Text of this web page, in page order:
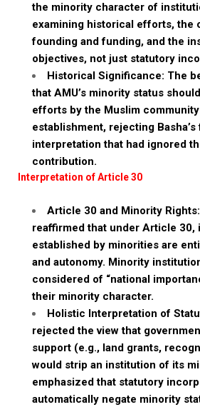
the minority character of
examining historical efforts, the
founding and funding, and the
objectives, not just statutory
Historical Significance: The
that AMU’s minority status
efforts by the Muslim
establishment, rejecting
interpretation that had ignored
contribution.
Interpretation of Article 30
Article 30 and Minority
reaffirmed that under Article 30,
established by minorities are
and autonomy. Minority
considered of “national
their minority character.
Holistic Interpretation of
rejected the view that
support (e.g., land grants,
would strip an institution of its
emphasized that statutory
automatically negate minority